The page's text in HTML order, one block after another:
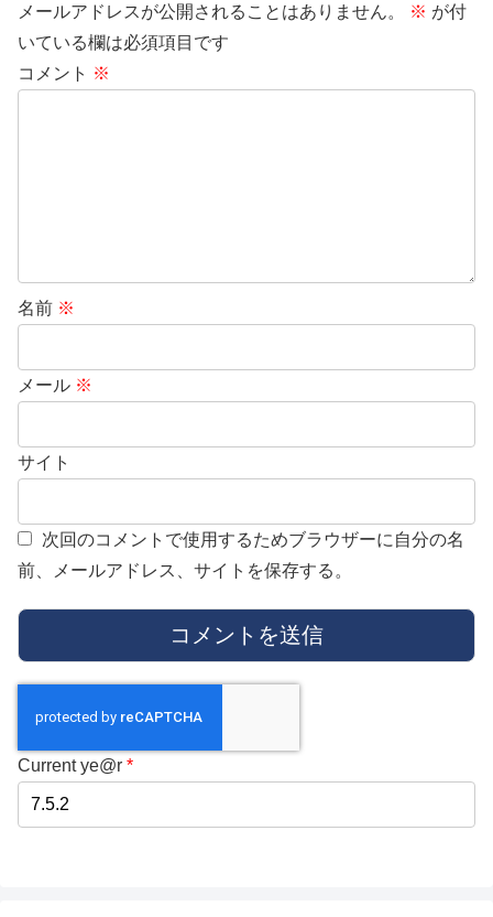
メールアドレスが公開されることはありません。 ※ が付
いている欄は必須項目です
コメント ※
名前 ※
メール ※
サイト
次回のコメントで使用するためブラウザーに自分の名
前、メールアドレス、サイトを保存する。
Current ye@r *